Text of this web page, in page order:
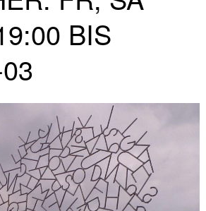
ANGEBOTEBIS